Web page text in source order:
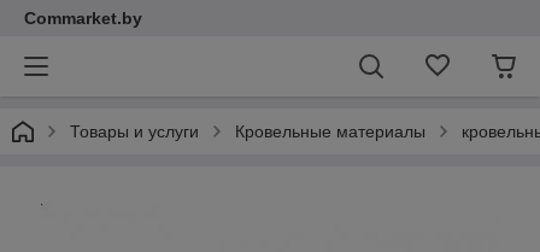
Commarket.by
Товары и услуги Кровельные материалы